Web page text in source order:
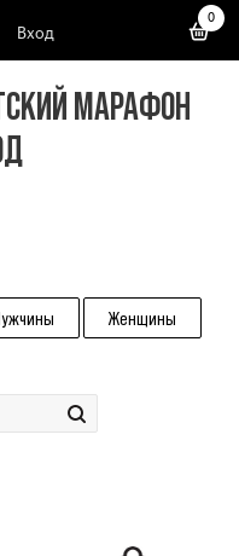
Вход
0
МАРАФОН
Женщины